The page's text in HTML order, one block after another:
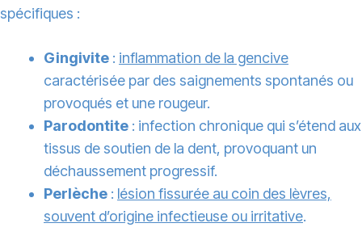
spécifiques :
Gingivite : inflammation de la gencive
caractérisée par des saignements spontanés ou
provoqués et une rougeur.
Parodontite : infection chronique qui s’étend aux
tissus de soutien de la dent, provoquant un
déchaussement progressif.
Perlèche : lésion fissurée au coin des lèvres,
souvent d’origine infectieuse ou irritative.